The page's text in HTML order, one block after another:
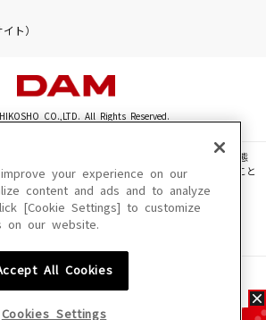
ト）
CO.,LTD. All Rights Reserved.
一切の文章・画像・写真・動画・音声等を、手段や形態
範囲を超えて無断で複製、転載、ファイル化などすること
によりご利用いただけない場合があります。
配信内容が変更になる場合があります。
your experience on our
content and ads and to analyze
[Cookie Settings] to customize
on our website.
All Cookies
Cookies Settings